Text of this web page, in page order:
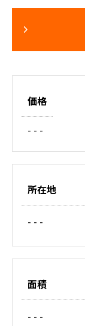
価格
- - -
所在地
- - -
面積
- - -